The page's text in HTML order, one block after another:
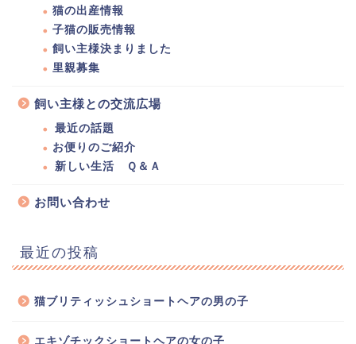
猫の出産情報
子猫の販売情報
飼い主様決まりました
里親募集
飼い主様との交流広場
最近の話題
お便りのご紹介
新しい生活 Ｑ＆Ａ
お問い合わせ
最近の投稿
猫ブリティッシュショートヘアの男の子
エキゾチックショートヘアの女の子